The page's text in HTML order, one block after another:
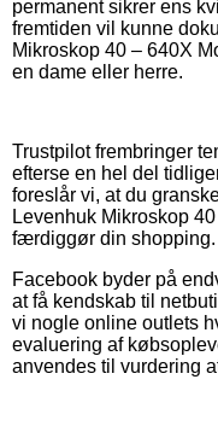
permanent sikrer ens
fremtiden vil kunne
Mikroskop 40 – 640X
en dame eller herre.
Trustpilot frembringer
efterse en hel del
foreslår vi, at du
Levenhuk Mikroskop
færdiggør din shopping.
Facebook byder på
at få kendskab til
vi nogle online outlets
evaluering af
anvendes til vurdering